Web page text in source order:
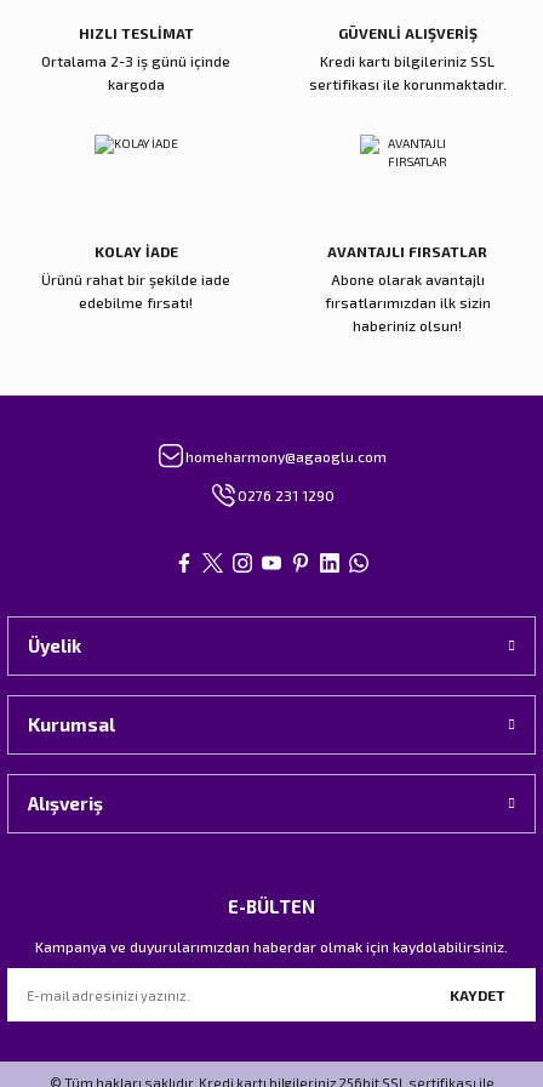
HIZLI TESLİMAT
Ortalama 2-3 iş günü içinde
kargoda
GÜVENLİ ALIŞVERİŞ
Kredi kartı bilgileriniz SSL
sertifikası ile korunmaktadır.
KOLAY İADE
Ürünü rahat bir şekilde iade
edebilme fırsatı!
AVANTAJLI FIRSATLAR
Abone olarak avantajlı
fırsatlarımızdan ilk sizin
haberiniz olsun!
homeharmony@agaoglu.com
0276 231 1290
Üyelik
Kurumsal
Alışveriş
E-BÜLTEN
Kampanya ve duyurularımızdan haberdar olmak için kaydolabilirsiniz.
KAYDET
© Tüm hakları saklıdır. Kredi kartı bilgileriniz 256bit SSL sertifikası ile